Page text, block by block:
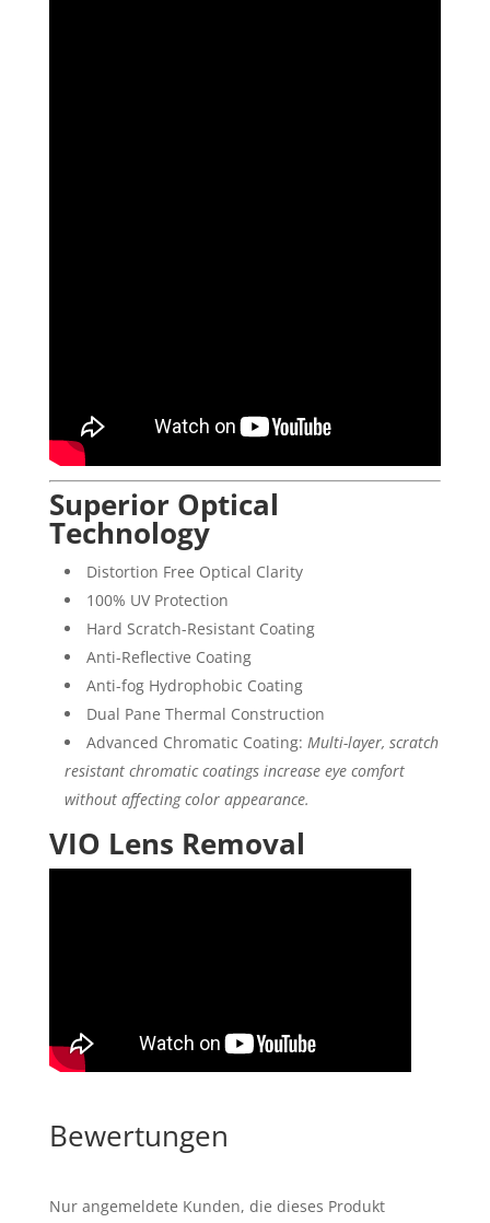
Superior Optical
Technology
Distortion Free Optical Clarity
100% UV Protection
Hard Scratch-Resistant Coating
Anti-Reflective Coating
Anti-fog Hydrophobic Coating
Dual Pane Thermal Construction
Advanced Chromatic Coating: Multi-layer, scratch
resistant chromatic coatings increase eye comfort
without affecting color appearance.
VIO Lens Removal
Bewertungen
Nur angemeldete Kunden, die dieses Produkt